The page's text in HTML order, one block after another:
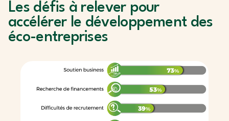
Les défis à relever pour
accélérer le développement des
éco-entreprises